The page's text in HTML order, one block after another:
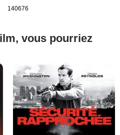
140676
vous pourriez